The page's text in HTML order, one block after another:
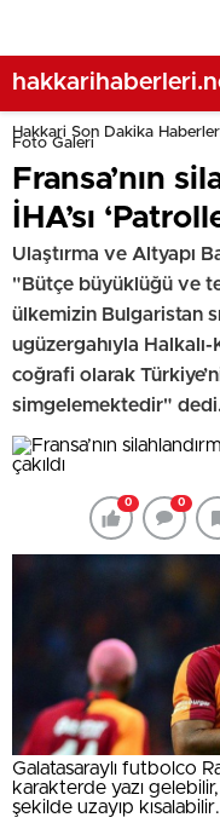
Hakkari Son Dakika
Foto Galeri
Fransa’nın
İHA’sı
Ulaştırma ve Altyapı
"Bütçe büyüklüğü ve
ülkemizin Bulgaristan
ugüzergahıyla
coğrafi olarak
simgelemektedir"
0 0
Galatasaraylı futbolco
karakterde yazı
şekilde uzayıp kısalabilir.